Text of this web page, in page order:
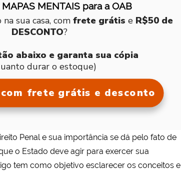
MENTAIS para a OAB
sua casa, comfrete grátis e R$50 de
DESCONTO?
abaixo e garanta sua cópia
durar o estoque)
frete grátis e desconto
Penal e sua importância se dá pelo fato de
o Estado deve agir para exercer sua
tem como objetivo esclarecer os conceitos e